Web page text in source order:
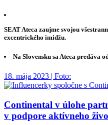
SEAT Ateca zaujme svojou
excentrického imidžu.
Na Slovensku sa Ateca predáva
18. mája 2023 | Foto:
Continental v úlohe
v podpore aktívneho